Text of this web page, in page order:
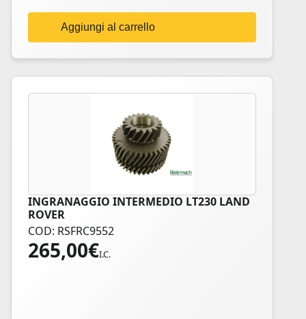
Aggiungi al carrello
INGRANAGGIO INTERMEDIO LT230 LAND
ROVER
COD: RSFRC9552
265,00€I.C.